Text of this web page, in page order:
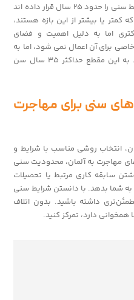
در مقطع کارشناسی ارشد، حداقل شرایط سنی را حدود ۲۵ سال قرار داده اند
کمتر یا بیشتر از این بازه هستند،
اما به دلیل اهمیت و فضای
برای آن اعمال نمی شود، اما به
طور کلی دانشجویان در هنگام ورود به این مقطع حداکثر ۳۵ سال سن
سنی برای مهاجرت
انتخاب روشی مناسب با شرایط و
مهاجرت به آلمان، محدودیت سنی
سابقه کاری مرتبط یا تحصیلات
به شما بدهد. با دانستن شرایط سنی
داشته باشید. بدون اتلاف
دارد، تمرکز کنید.